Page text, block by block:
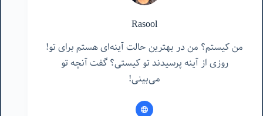
Rasool
من کیستم؟ من در بهترین حالت آینه‌ای هستم برای تو!
روزی از آینه پرسیدند تو کیستی؟ گفت آنچه تو
می‌بینی!